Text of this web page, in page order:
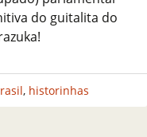
do guitalita do
, historinhas